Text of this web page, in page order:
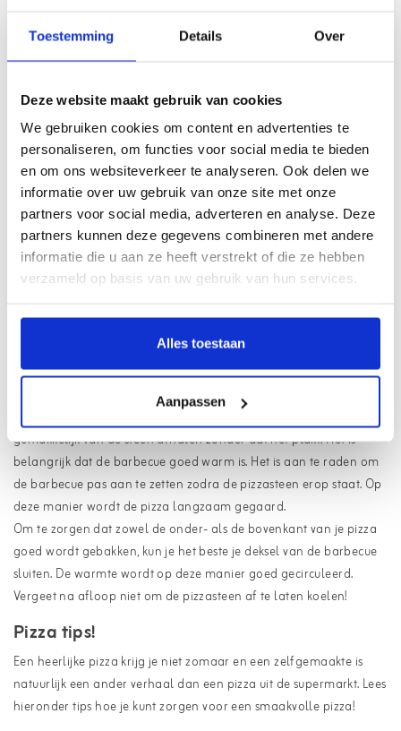
Toestemming Details Over
Deze website maakt gebruik van cookies
We gebruiken cookies om content en advertenties te
personaliseren, om functies voor social media te bieden
en om ons websiteverkeer te analyseren. Ook delen we
informatie over uw gebruik van onze site met onze
partners voor social media, adverteren en analyse. Deze
partners kunnen deze gegevens combineren met andere
informatie die u aan ze heeft verstrekt of die ze hebben
verzameld op basis van uw gebruik van hun services.
Alles toestaan
Aanpassen
Bekijk artikel
Eenvoudig te gebruiken
Gratis verzending vanaf €75,-*
Pizzasteen
Hoe heerlijk is het om je eigen pizza te kunnen maken? En nog wel
op de barbecue! Dit doe je met een pizzasteen. Deze steen heeft
vele voordelen en is eenvoudig in gebruik.
Hoe gebruik je een pizzasteen
neemt daarnaast het teveel aan vocht op. Dit zorgt voor een
knapperige verse topping en een krokante bodem!
Strooi een beetje maïzena of polenta op de steen voordat je de
gemakkelijk van de steen afhalen zonder dat het plakt. Het is
belangrijk dat de barbecue goed warm is. Het is aan te raden om
de barbecue pas aan te zetten zodra de pizzasteen erop staat. Op
deze manier wordt de pizza langzaam gegaard.
Om te zorgen dat zowel de onder- als de bovenkant van je pizza
goed wordt gebakken, kun je het beste je deksel van de barbecue
sluiten. De warmte wordt op deze manier goed gecirculeerd.
Vergeet na afloop niet om de pizzasteen af te laten koelen!
Pizza tips!
Een heerlijke pizza krijg je niet zomaar en een zelfgemaakte is
natuurlijk een ander verhaal dan een pizza uit de supermarkt. Lees
hieronder tips hoe je kunt zorgen voor een smaakvolle pizza!